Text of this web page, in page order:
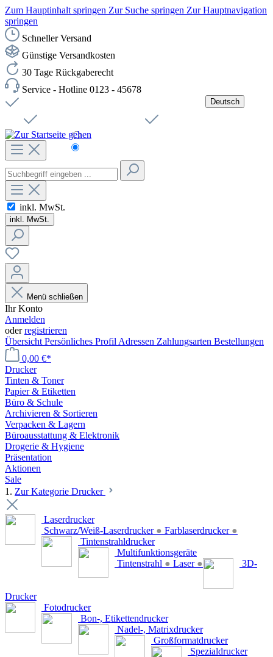
Zum Hauptinhalt springen Zur Suche springen Zur Hauptnavigation
springen
Schneller Versand
Günstige Versandkosten
30 Tage Rückgaberecht
Service - Hotline 0123 - 45678
Deutsch
Čeština
inkl. MwSt.
inkl. MwSt.
Menü schließen
Ihr Konto
Anmelden
oderregistrieren
Übersicht Persönliches Profil Adressen Zahlungsarten Bestellungen
0,00 €*
Drucker
Tinten & Toner
Papier & Etiketten
Büro & Schule
Archivieren & Sortieren
Verpacken & Lagern
Büroausstattung & Elektronik
Drogerie & Hygiene
Präsentation
Aktionen
Sale
1. Zur Kategorie Drucker
Laserdrucker
Schwarz/Weiß-Laserdrucker ● Farblaserdrucker ●
Tintenstrahldrucker
Multifunktionsgeräte
Tintenstrahl ● Laser ● 3D-
Drucker
Fotodrucker
Bon-, Etikettendrucker
Nadel-, Matrixdrucker
Großformatdrucker
Spezialdrucker